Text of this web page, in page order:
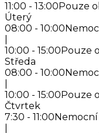
11:00 - 13:00 Pouze
Úterý
08:00 - 10:00
10:00 - 15:00 Pouze
Středa
08:00 - 10:00
10:00 - 15:00 Pouze
Čtvrtek
7:30 - 11:00 Nemocní